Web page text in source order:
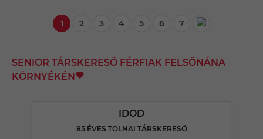
1 2 3 4 5 6 7
SENIOR TÁRSKERESŐ FÉRFIAK FELSŐNÁNA
KÖRNYÉKÉN
IDOD
85 ÉVES TOLNAI TÁRSKERESŐ